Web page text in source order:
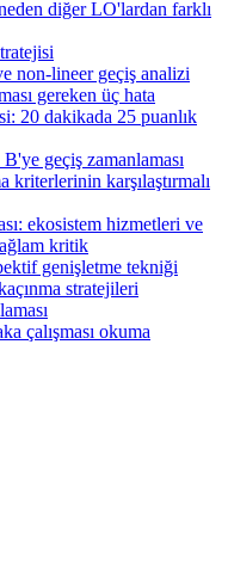
diğer LO'lardan farklı
non-lineer geçiş analizi
gereken üç hata
20 dakikada 25 puanlık
geçiş zamanlaması
karşılaştırmalı
ekosistem hizmetleri ve
kritik
genişletme tekniği
stratejileri
çalışması okuma